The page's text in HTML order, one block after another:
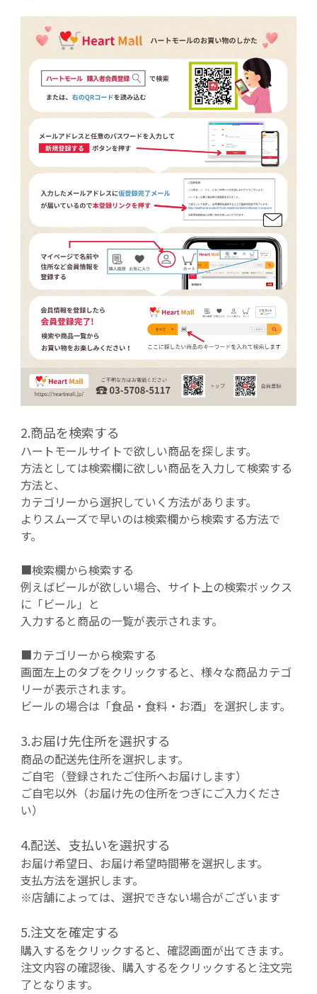
2.商品を検索する
ハートモールサイトで欲しい商品を探します。
方法としては検索欄に欲しい商品を入力して検索する
方法と、
カテゴリーから選択していく方法があります。
よりスムーズで早いのは検索欄から検索する方法で
す。
■検索欄から検索する
例えばビールが欲しい場合、サイト上の検索ボックス
に「ビール」と
入力すると商品の一覧が表示されます。
■カテゴリーから検索する
画面左上のタブをクリックすると、様々な商品カテゴ
リーが表示されます。
ビールの場合は「食品・食料・お酒」を選択します。
3.お届け先住所を選択する
商品の配送先住所を選択します。
ご自宅（登録されたご住所へお届けします）
ご自宅以外（お届け先の住所をつぎにご入力くださ
い）
4.配送、支払いを選択する
お届け希望日、お届け希望時間帯を選択します。
支払方法を選択します。
※店舗によっては、選択できない場合がございます
5.注文を確定する
購入するをクリックすると、確認画面が出てきます。
注文内容の確認後、購入するをクリックすると注文完
了となります。